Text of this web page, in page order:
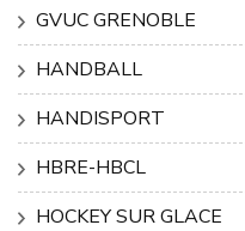
GVUC GRENOBLE
HANDBALL
HANDISPORT
HBRE-HBCL
HOCKEY SUR GLACE